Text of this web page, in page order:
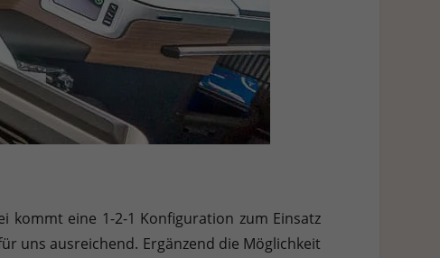
kommt eine 1-2-1 Konfiguration zum Einsatz
uns ausreichend. Ergänzend die Möglichkeit